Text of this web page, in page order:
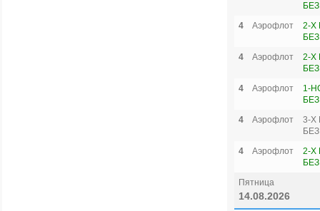
4
Аэрофлот
2-Х
4
Аэрофлот
2-Х
4
Аэрофлот
1-
4
Аэрофлот
3-Х
4
Аэрофлот
2-Х
Пятница
14.08.2026